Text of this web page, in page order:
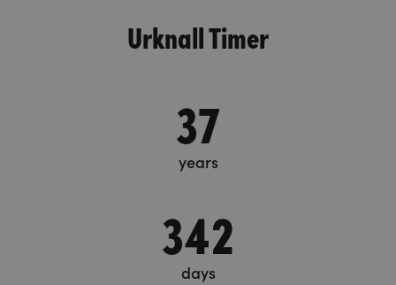
Urknall Timer
37
years
342
days